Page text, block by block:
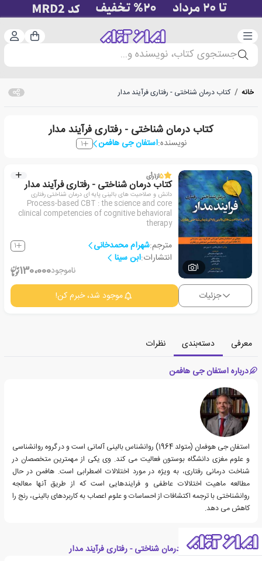
دسته‌بندی سبد
جستجوی کتاب، نویسنده و...
خانه / کتاب درمان شناختی - رفتاری فرآیند مدار
کتاب درمان شناختی - رفتاری فرآیند مدار
نویسنده:استفان جی هافمن 1
1
5از1رأی
کتاب درمان شناختی - رفتاری فرآیند مدار
دانش و صلاحیت های بالینی پایه ای درمان شناختی رفتاری
Process-based CBT : the science and core
clinical competencies of cognitive behavioral
therapy
مترجم:شهرام محمدخانی 1
انتشارات:ابن سینا
ناموجود130،000
جزئیات موجود شد، خبرم کن!
معرفی دسته‌بندی
نظرات
درباره استفان جی هافمن
استفان جی هوفمان (متولد 1964) روانشناس بالینی آلمانی است و در گروه روانشناسی
و علوم مغزی دانشگاه بوستون فعالیت می کند. وی یکی از مهمترین متخصصان در
شناخت درمانی رفتاری، به ویژه در مورد اختلالات اضطرابی است. هافمن در حال
مطالعه ماهیت اختلالات عاطفی و فرایندهایی است که از طریق آنها معالجه
روانشناختی با ترجمه اکتشافات از احساسات و علوم اعصاب به کاربردهای بالینی، رنج را
کاهش می دهد.
دسته بندی های کتاب درمان شناختی - رفتاری فرآیند مدار